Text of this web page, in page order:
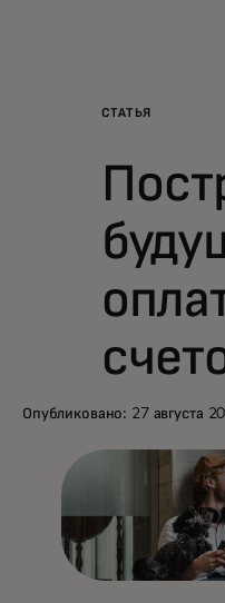
Для бизнеса
Для всего мира
Для новаторов
СТАТЬЯ
Опубликовано: 27 августа